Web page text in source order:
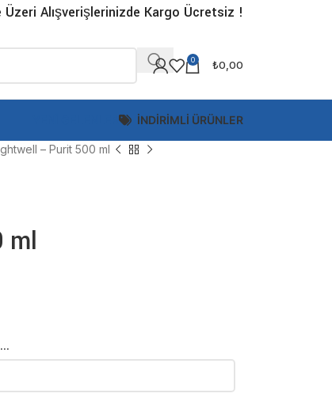
Üzeri Alışverişlerinizde Kargo Ücretsiz !
0 ₺0,00
İNDİRİMLİ ÜRÜNLER
– Purit 500 ml
ml